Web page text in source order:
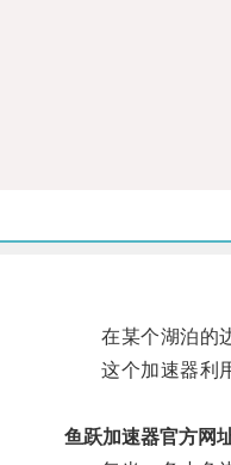
在某个湖泊的边
这个加速器利用
鱼跃加速器官方网